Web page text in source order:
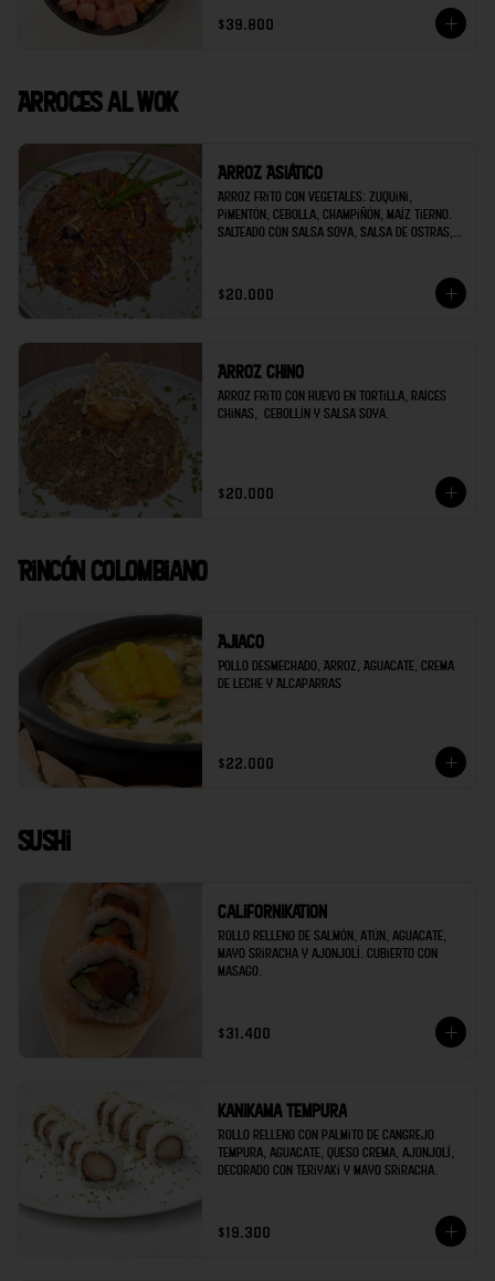
$39.800
Arroces al wok
Arroz Asiático
Arroz frito con vegetales: Zuquini,
pimentón, cebolla, champiñón, maíz tierno.
Salteado con Salsa Soya, Salsa de Ostras,
$20.000
Arroz Chino
Arroz frito con huevo en tortilla, raíces
chinas,  cebollín y salsa soya.
$20.000
Rincón Colombiano
Ajiaco
Pollo desmechado, Arroz, Aguacate, Crema
de Leche y Alcaparras
$22.000
Sushi
Californikation
Rollo relleno de salmón, atún, aguacate,
mayo sriracha y ajonjolí. Cubierto con
masago.
$31.400
Kanikama tempura
Rollo relleno con palmito de cangrejo
tempura, aguacate, queso crema, ajonjolí,
decorado con teriyaki y mayo sriracha.
$19.300